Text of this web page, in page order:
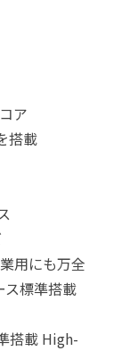
ア
搭載
用にも万全
標準搭載
搭載 High-